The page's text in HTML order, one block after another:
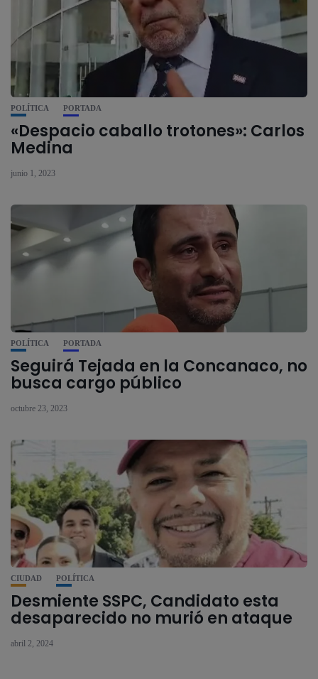
POLÍTICA PORTADA
«Despacio caballo trotones»: Carlos
Medina
junio 1, 2023
POLÍTICA PORTADA
Seguirá Tejada en la Concanaco, no
busca cargo público
octubre 23, 2023
CIUDAD POLÍTICA
Desmiente SSPC, Candidato esta
desaparecido no murió en ataque
abril 2, 2024